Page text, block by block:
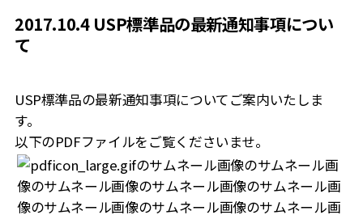
2017.10.4 USP標準品の最新通知事項につい
て
USP標準品の最新通知事項についてご案内いたしま
す。
以下のPDFファイルをご覧くださいませ。